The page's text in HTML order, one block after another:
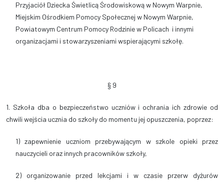
Przyjaciół Dziecka Świetlicą Środowiskową w Nowym Warpnie,
Miejskim Ośrodkiem Pomocy Społecznej w Nowym Warpnie,
Powiatowym Centrum Pomocy Rodzinie w Policach i innymi
organizacjami i stowarzyszeniami wspierającymi szkołę.
§ 9
1. Szkoła dba o bezpieczeństwo uczniów i ochrania ich zdrowie od
chwili wejścia ucznia do szkoły do momentu jej opuszczenia, poprzez:
1) zapewnienie uczniom przebywającym w szkole opieki przez
nauczycieli oraz innych pracowników szkoły,
2) organizowanie przed lekcjami i w czasie przerw dyżurów